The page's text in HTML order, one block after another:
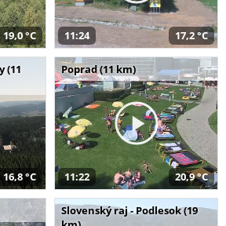
19,0 °C 11:24 17,2 °C
(11
16,8 °C
Poprad (11 km)
11:22 20,9 °C
Slovenský raj - Podlesok (19